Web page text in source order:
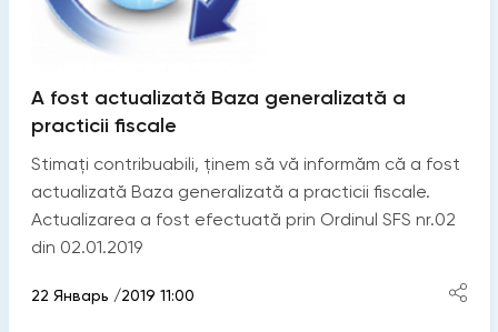
A fost actualizată Baza generalizată a
practicii fiscale
Stimați contribuabili, ținem să vă informăm că a fost
actualizată Baza generalizată a practicii fiscale.
Actualizarea a fost efectuată prin Ordinul SFS nr.02
din 02.01.2019
22 Январь /2019 11:00